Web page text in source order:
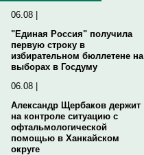
06.08 |
"Единая Россия" получила
первую строку в
избирательном бюллетене на
выборах в Госдуму
06.08 |
Александр Щербаков держит
на контроле ситуацию с
офтальмологической
помощью в Ханкайском
округе